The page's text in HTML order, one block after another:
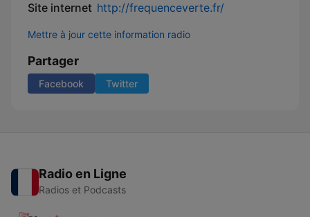
Site internet http://frequenceverte.fr/
Mettre à jour cette information radio
Partager
Facebook Twitter
Radio en Ligne
Radios et Podcasts